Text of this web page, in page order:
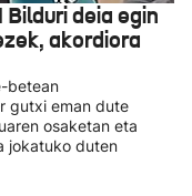
deia egin
akordiora
betean
gutxi eman dute
osaketan eta
jokatuko duten